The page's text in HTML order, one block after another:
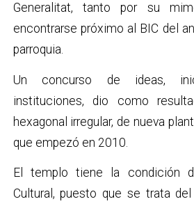
Generalitat, tanto por su
encontrarse próximo al BIC del
parroquia.
Un concurso de ideas,
instituciones, dio como
hexagonal irregular, de nueva
que empezó en 2010.
El templo tiene la condición
Cultural, puesto que se trata